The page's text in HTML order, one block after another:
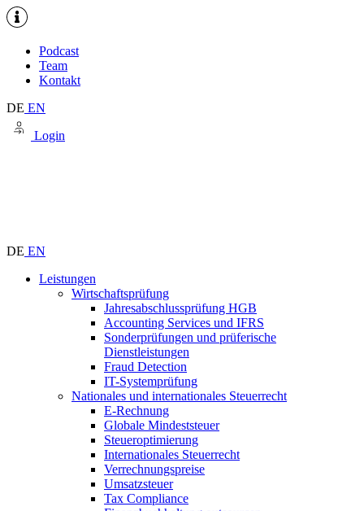
Podcast
Team
Kontakt
DE EN
Login
DE EN
Leistungen
Wirtschaftsprüfung
Jahresabschlussprüfung HGB
Accounting Services und IFRS
Sonderprüfungen und prüferische
Dienstleistungen
Fraud Detection
IT-Systemprüfung
Nationales und internationales Steuerrecht
E-Rechnung
Globale Mindeststeuer
Steueroptimierung
Internationales Steuerrecht
Verrechnungspreise
Umsatzsteuer
Tax Compliance